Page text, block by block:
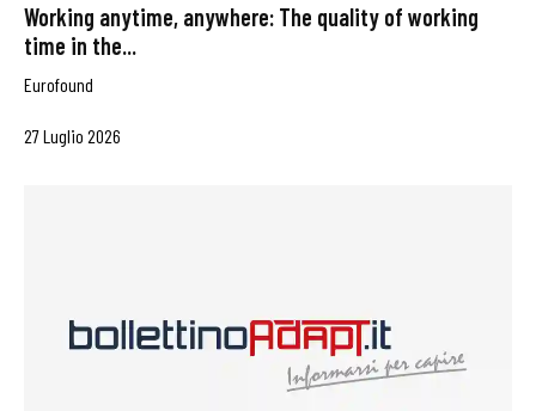
Working anytime, anywhere: The quality of working
time in the...
Eurofound
27 Luglio 2026